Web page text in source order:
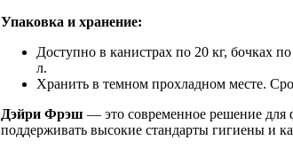
Упаковка и хранение:
Доступно в канистрах по 20 кг, бочках
л.
Хранить в темном прохладном месте.
Дэйри Фрэш — это современное решение для
поддерживать высокие стандарты гигиены и